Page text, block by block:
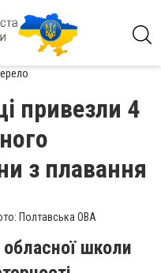
привезли 4
з плавання
Полтавська ОВА
обласної школи